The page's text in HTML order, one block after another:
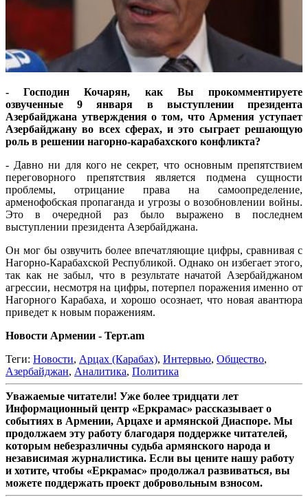
- Господин Кочарян, как Вы прокомментируете
озвученные 9 января в выступлении президента
Азербайджана утверждения о том, что Армения уступает
Азербайджану во всех сферах, и это сыграет решающую
роль в решении нагорно-карабахского конфликта?
- Давно ни для кого не секрет, что основным препятствием
переговорного препятствия является подмена сущности
проблемы, отрицание права на самоопределение,
арменофобская пропаганда и угрозы о возобновлении войны.
Это в очередной раз было выражено в последнем
выступлении президента Азербайджана.
Он мог бы озвучить более впечатляющие цифры, сравнивая с
Нагорно-Карабахской Республикой. Однако он избегает этого,
так как не забыл, что в результате начатой Азербайджаном
агрессии, несмотря на цифры, потерпел поражения именно от
Нагорного Карабаха, и хорошо осознает, что новая авантюра
приведет к новым поражениям.
Новости Армении - Терт.am
Теги: Новости, Арцах (Карабах), Интервью, Общество,
Азербайджан, Аналитика, Политика
Уважаемые читатели! Уже более тридцати лет
Информационный центр «Еркрамас» рассказывает о
событиях в Армении, Арцахе и армянской Диаспоре. Мы
продолжаем эту работу благодаря поддержке читателей,
которым небезразличны судьба армянского народа и
независимая журналистика. Если вы цените нашу работу
и хотите, чтобы «Еркрамас» продолжал развиваться, вы
можете поддержать проект добровольным взносом.